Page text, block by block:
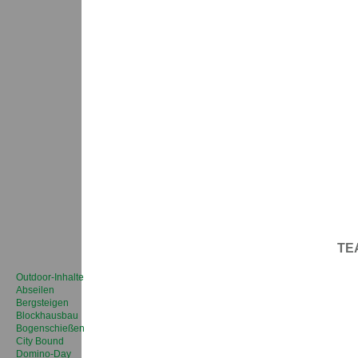
Outdoor-Inhalte
Abseilen
Bergsteigen
Blockhausbau
Bogenschießen
City Bound
Domino-Day